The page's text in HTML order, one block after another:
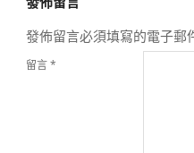
發佈留言必須填寫的電子郵
留言*